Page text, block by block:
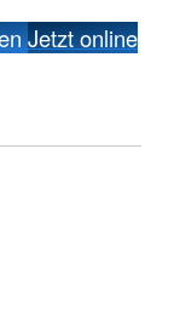
Jetzt online